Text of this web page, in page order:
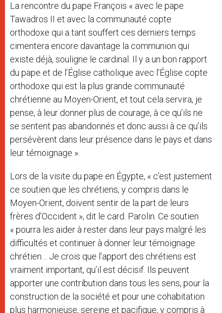
La rencontre du pape François « avec le pape
Tawadros II et avec la communauté copte
orthodoxe qui a tant souffert ces derniers temps
cimentera encore davantage la communion qui
existe déjà, souligne le cardinal. Il y a un bon rapport
du pape et de l’Église catholique avec l’Église copte
orthodoxe qui est la plus grande communauté
chrétienne au Moyen-Orient, et tout cela servira, je
pense, à leur donner plus de courage, à ce qu’ils ne
se sentent pas abandonnés et donc aussi à ce qu’ils
persévèrent dans leur présence dans le pays et dans
leur témoignage ».
Lors de la visite du pape en Égypte, « c’est justement
ce soutien que les chrétiens, y compris dans le
Moyen-Orient, doivent sentir de la part de leurs
frères d’Occident », dit le card. Parolin. Ce soutien
« pourra les aider à rester dans leur pays malgré les
difficultés et continuer à donner leur témoignage
chrétien… Je crois que l’apport des chrétiens est
vraiment important, qu’il est décisif. Ils peuvent
apporter une contribution dans tous les sens, pour la
construction de la société et pour une cohabitation
plus harmonieuse, sereine et pacifique, y compris à